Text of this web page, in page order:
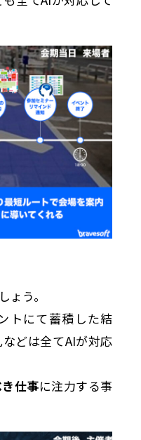
ょう。
トにて蓄積した結
どは全てAIが対応
仕事に注力する事